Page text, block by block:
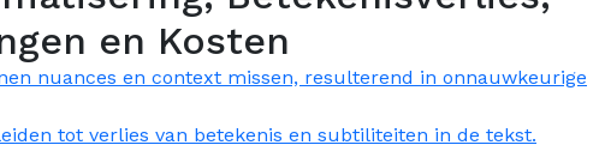
en Kosten
nuances en context missen, resulterend in onnauwkeurige
tot verlies van betekenis en subtiliteiten in de tekst.